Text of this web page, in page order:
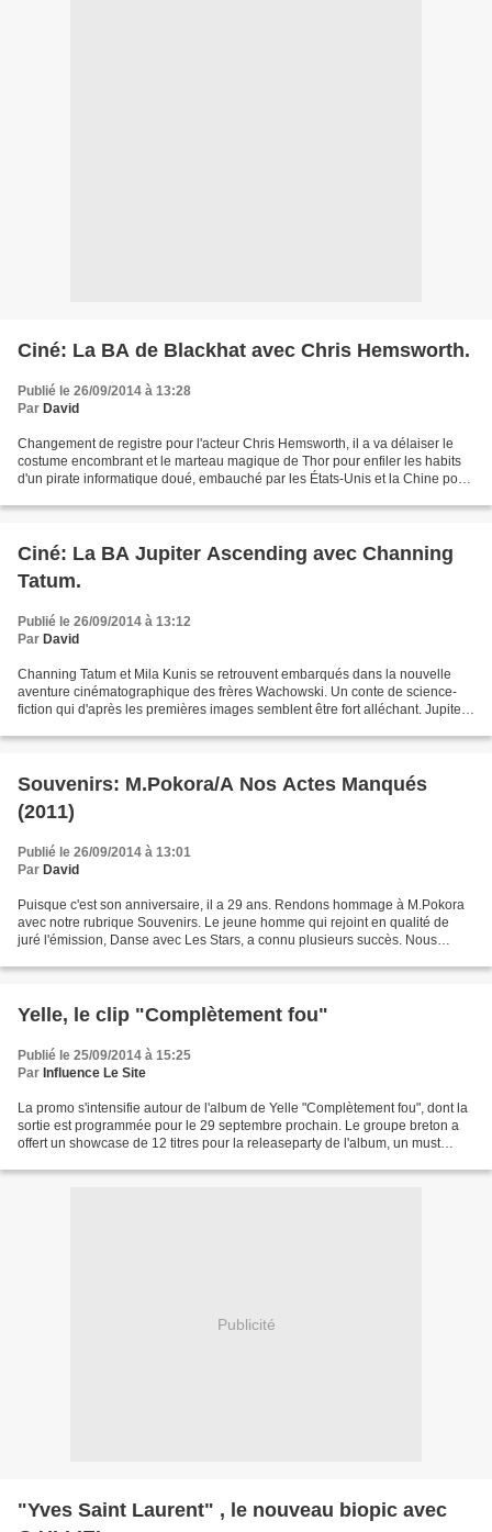
Ciné: La BA de Blackhat avec Chris Hemsworth.
Publié le 26/09/2014 à 13:28
Par David
Changement de registre pour l'acteur Chris Hemsworth, il a va délaiser le
costume encombrant et le marteau magique de Thor pour enfiler les habits
d'un pirate informatique doué, embauché par les États-Unis et la Chine pour
Ciné: La BA Jupiter Ascending avec Channing
Tatum.
Publié le 26/09/2014 à 13:12
Par David
Channing Tatum et Mila Kunis se retrouvent embarqués dans la nouvelle
aventure cinématographique des frères Wachowski. Un conte de science-
fiction qui d'après les premières images semblent être fort alléchant. Jupiter
Souvenirs: M.Pokora/A Nos Actes Manqués
(2011)
Publié le 26/09/2014 à 13:01
Par David
Puisque c'est son anniversaire, il a 29 ans. Rendons hommage à M.Pokora
avec notre rubrique Souvenirs. Le jeune homme qui rejoint en qualité de
juré l'émission, Danse avec Les Stars, a connu plusieurs succès. Nous
Yelle, le clip "Complètement fou"
Publié le 25/09/2014 à 15:25
Par Influence Le Site
La promo s'intensifie autour de l'album de Yelle "Complètement fou", dont la
sortie est programmée pour le 29 septembre prochain. Le groupe breton a
offert un showcase de 12 titres pour la releaseparty de l'album, un must
Publicité
"Yves Saint Laurent" , le nouveau biopic avec